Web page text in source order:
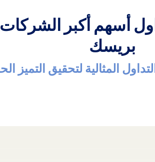
أسهم أكبر
بريسك
المثالية لتحقيق التميز